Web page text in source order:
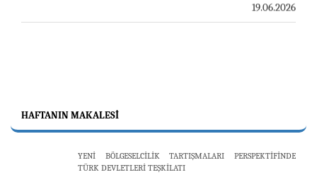
HAFTANIN MAKALESI
YENİ BÖLGESELCİLİK TARTIŞMALARI PERSPEKTİFİNDE
TÜRK DEVLETLERİ TEŞKİLATI